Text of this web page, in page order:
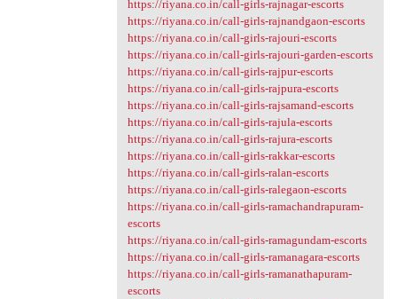
https://riyana.co.in/call-girls-rajnagar-escorts
https://riyana.co.in/call-girls-rajnandgaon-escorts
https://riyana.co.in/call-girls-rajouri-escorts
https://riyana.co.in/call-girls-rajouri-garden-escorts
https://riyana.co.in/call-girls-rajpur-escorts
https://riyana.co.in/call-girls-rajpura-escorts
https://riyana.co.in/call-girls-rajsamand-escorts
https://riyana.co.in/call-girls-rajula-escorts
https://riyana.co.in/call-girls-rajura-escorts
https://riyana.co.in/call-girls-rakkar-escorts
https://riyana.co.in/call-girls-ralan-escorts
https://riyana.co.in/call-girls-ralegaon-escorts
https://riyana.co.in/call-girls-ramachandrapuram-
escorts
https://riyana.co.in/call-girls-ramagundam-escorts
https://riyana.co.in/call-girls-ramanagara-escorts
https://riyana.co.in/call-girls-ramanathapuram-
escorts